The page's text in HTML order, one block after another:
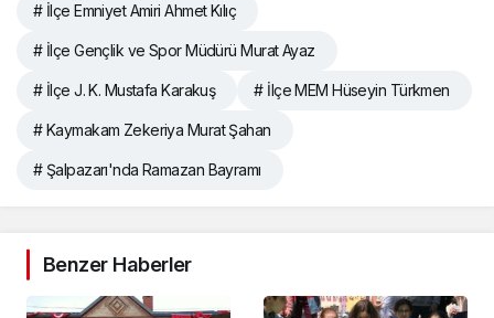
# İlçe Emniyet Amiri Ahmet Kılıç
# İlçe Gençlik ve Spor Müdürü Murat Ayaz
# İlçe J. K. Mustafa Karakuş # İlçe MEM Hüseyin Türkmen
# Kaymakam Zekeriya Murat Şahan
# Şalpazarı'nda Ramazan Bayramı
Benzer Haberler